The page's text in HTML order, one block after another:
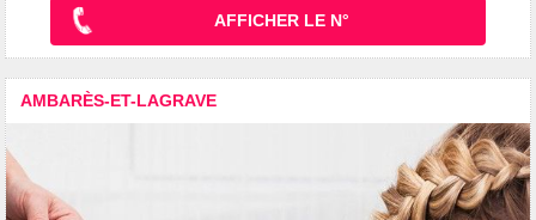
AFFICHER LE N°
AMBARÈS-ET-LAGRAVE